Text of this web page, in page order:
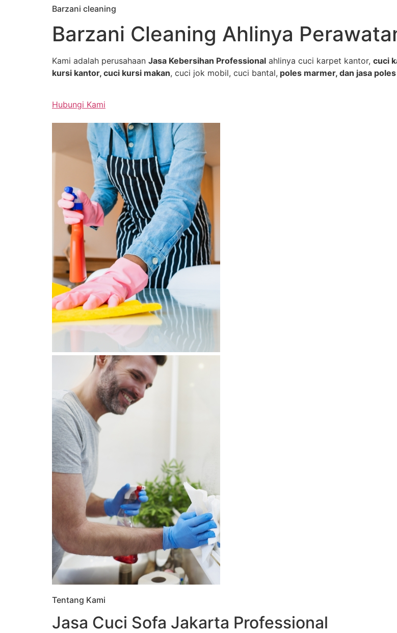
Barzani cleaning
Barzani Cleaning Ahlinya
Kami adalah perusahaan Jasa Kebersihan Professional ahlinya cuci karpet kantor, cuci
kursi kantor, cuci kursi makan, cuci jok mobil, cuci bantal, poles marmer, dan jasa
Hubungi Kami
Tentang Kami
Jasa Cuci Sofa Jakarta Professional